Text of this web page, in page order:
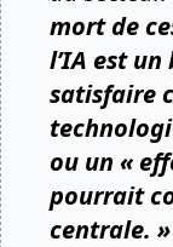
mort de
l’IA est
satisfaire
ou un «
pourrait
centrale. »